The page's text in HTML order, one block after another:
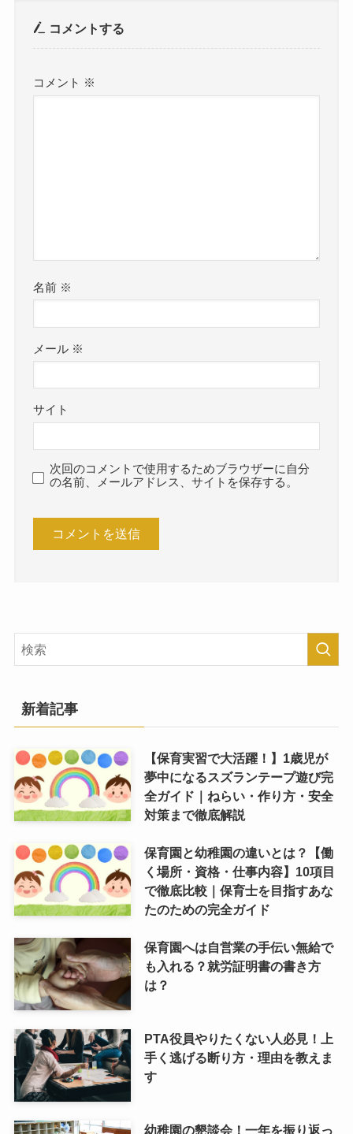
コメントする
コメント ※
名前 ※
メール ※
サイト
次回のコメントで使用するためブラウザーに自分
の名前、メールアドレス、サイトを保存する。
新着記事
【保育実習で大活躍！】1歳児が
夢中になるスズランテープ遊び完
全ガイド｜ねらい・作り方・安全
対策まで徹底解説
保育園と幼稚園の違いとは？【働
く場所・資格・仕事内容】10項目
で徹底比較｜保育士を目指すあな
たのための完全ガイド
保育園へは自営業の手伝い無給で
も入れる？就労証明書の書き方
は？
PTA役員やりたくない人必見！上
手く逃げる断り方・理由を教えま
す
幼稚園の懇談会！一年を振り返っ